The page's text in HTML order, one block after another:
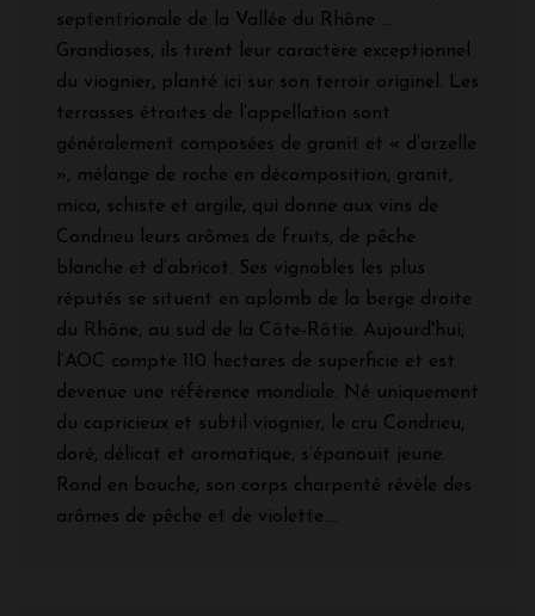
septentrionale de la Vallée du Rhône …
Grandioses, ils tirent leur caractère exceptionnel
du viognier, planté ici sur son terroir originel. Les
terrasses étroites de l’appellation sont
généralement composées de granit et « d’arzelle
», mélange de roche en décomposition, granit,
mica, schiste et argile, qui donne aux vins de
Condrieu leurs arômes de fruits, de pêche
blanche et d’abricot. Ses vignobles les plus
réputés se situent en aplomb de la berge droite
du Rhône, au sud de la Côte-Rôtie. Aujourd'hui,
l’AOC compte 110 hectares de superficie et est
devenue une référence mondiale. Né uniquement
du capricieux et subtil viognier, le cru Condrieu,
doré, délicat et aromatique, s’épanouit jeune.
Rond en bouche, son corps charpenté révèle des
arômes de pêche et de violette….